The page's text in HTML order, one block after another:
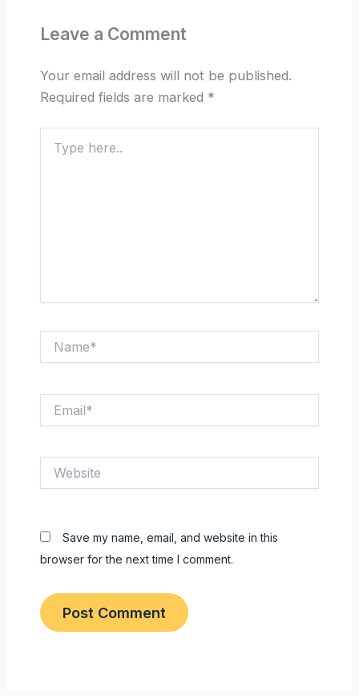
Leave a Comment
Your email address will not be published.
Required fields are marked *
here..
Save my name, email, and website in this
browser for the next time I comment.